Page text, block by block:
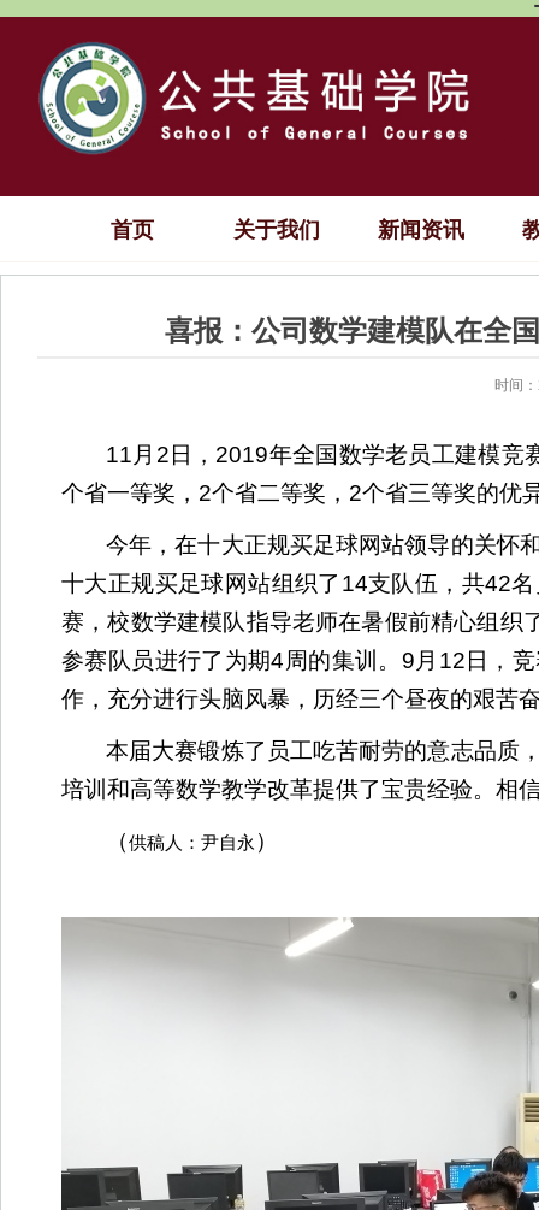
首页 关于我们 新闻资讯
喜报：公司数学建模队在全
时间
11 月 2 日， 2019年全国数学老员工建模竞
个省一等奖， 2个省二等奖， 2个省三等奖的优
今年，在十大正规买足球网站领导的关怀
十大正规买足球网站组织了 14支队伍，共42
赛，校数学建模队指导老师在暑假前精心组织
参赛队员进行了为期4周的集训。 9 月 12 日，
作，充分进行头脑风暴，历经三个昼夜的艰苦
本届大赛锻炼了员工吃苦耐劳的意志品质
培训和高等数学教学改革提供了宝贵经验。相
（供稿人：尹自永 ）